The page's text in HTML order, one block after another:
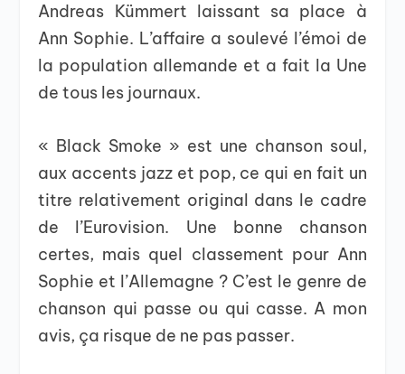
Andreas Kümmert laissant sa place à
Ann Sophie. L’affaire a soulevé l’émoi de
la population allemande et a fait la Une
de tous les journaux.
« Black Smoke » est une chanson soul,
aux accents jazz et pop, ce qui en fait un
titre relativement original dans le cadre
de l’Eurovision. Une bonne chanson
certes, mais quel classement pour Ann
Sophie et l’Allemagne ? C’est le genre de
chanson qui passe ou qui casse. A mon
avis, ça risque de ne pas passer.